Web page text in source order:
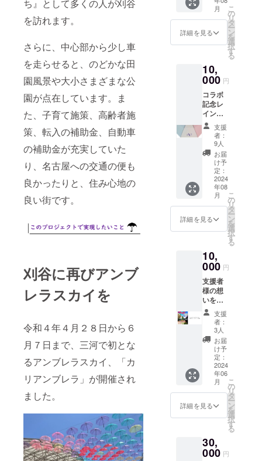
ち』として多くの人が刈谷
を訪れます。
さらに、中心部から少し車
を走らせると、のどかな田
園風景や大小さまざまな公
園が点在しています。ま
た、子育て施策、高齢者施
策、転入の補助金、自動車
の補助金が充実していた
り、名古屋への交通の便も
良かったりと、住み心地の
良い街です。
刈谷に再びアンブ
レラスカイを
令和４年４月２８日から６
月７日まで、三河で初とな
るアンブレラスカイ、「カ
リアンブレラ」が開催され
ました。
ルダー
（牛本
革製、
縦
※キーホ
ルダー
の色
は、ワ
イン
レッ
ド、水
色、緑
色、オ
レンジ
色、紫
色の６
色 ※在
庫の都
合上、
色の選
択はで
了承く
ださ
い。 ・
FC刈谷
ホーム
ゲーム
の観戦
チケッ
品の発
送は７
月以降
順次発
送しま
製タオ
ル＋FC
刈谷
ホーム
ゲーム
ケッ
ト】 内
容｜ ・
感謝の
メッ
セージ
メール
・FC刈
谷×カリ
アンブ
レラ特
製タオ
ル ※タ
オルは
スポー
ツタオ
ル（縦
） ・FC
刈谷
ホーム
ゲーム
の観戦
チケッ
ト ★賞
品の発
送は入
金後の
８月以
降順次
発送し
ます
月
詳細を見る
こ
の
リ
タ
ー
ン
を
選
択
す
る
10,
000 円
コラボ
記念レ
イン
ボーア
ンブレ
ラで本
気の応
援プラ
ン 【御
礼メー
ル＋FC
刈谷×カ
リアン
ブレラ
特製レ
イン
ンブレ
ラ＋FC
刈谷
ホーム
ゲーム
観戦チ
ケッ
ト】 内
容｜ ・
感謝の
メッ
セージ
メール
・コラ
ボ記念
ロゴ付
レイン
※60cm
レイン
支援
者：
9人
お届
け予
定：
2024
年08
月
詳細を見る
こ
の
リ
タ
ー
ン
を
選
択
す
る
10,
000 円
支援者
様の想
いを残
す 本
気の応
援プラ
ン 【御
礼メー
ル＋イ
ンスタ
グラム
アカウ
ントを
特設HP
に掲載
＋FC刈
ムゲー
ム観戦
支援
者：
3人
お届
け予
定：
2024
年06
月
詳細を見る
こ
の
リ
タ
ー
ン
を
選
択
す
る
30,
000 円